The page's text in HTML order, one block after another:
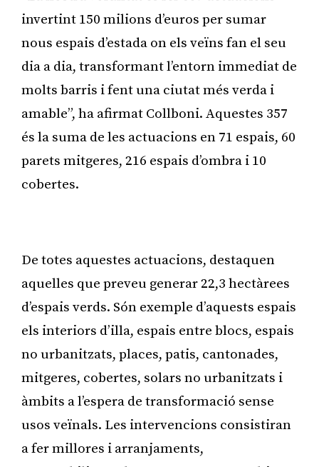
invertint 150 milions d’euros per sumar
nous espais d’estada on els veïns fan el seu
dia a dia, transformant l’entorn immediat de
molts barris i fent una ciutat més verda i
amable”, ha afirmat Collboni. Aquestes 357
és la suma de les actuacions en 71 espais, 60
parets mitgeres, 216 espais d’ombra i 10
cobertes.
De totes aquestes actuacions, destaquen
aquelles que preveu generar 22,3 hectàrees
d’espais verds. Són exemple d’aquests espais
els interiors d’illa, espais entre blocs, espais
no urbanitzats, places, patis, cantonades,
mitgeres, cobertes, solars no urbanitzats i
àmbits a l’espera de transformació sense
usos veïnals. Les intervencions consistiran
a fer millores i arranjaments,